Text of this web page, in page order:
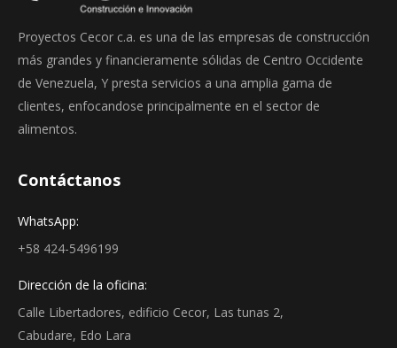
Proyectos Cecor c.a. es una de las empresas de construcción
más grandes y financieramente sólidas de Centro Occidente
de Venezuela, Y presta servicios a una amplia gama de
clientes, enfocandose principalmente en el sector de
alimentos.
Contáctanos
WhatsApp:
+58 424-5496199
Dirección de la oficina:
Calle Libertadores, edificio Cecor, Las tunas 2,
Cabudare, Edo Lara